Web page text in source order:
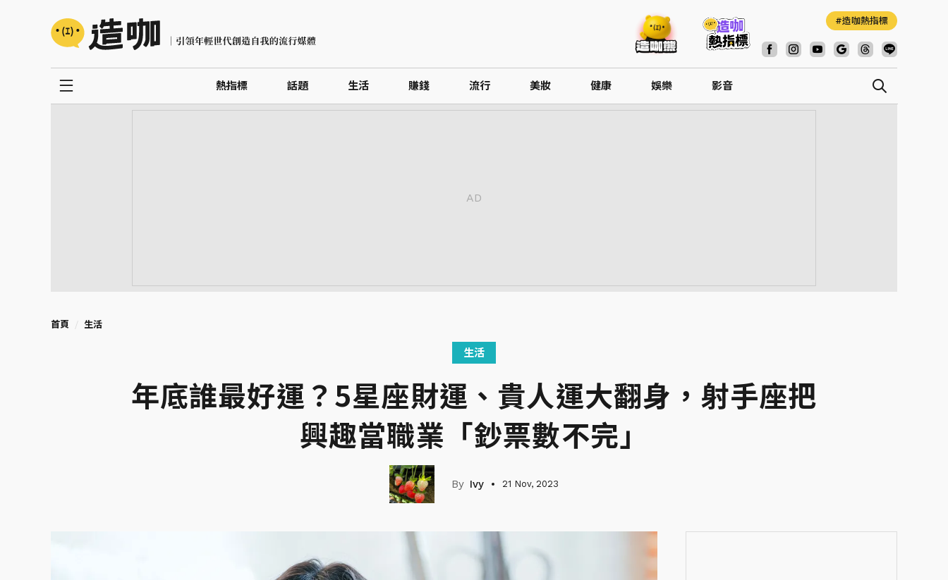
造咖熱指標
熱指標 話題 生活 賺錢 流行 美妝 健康 娛樂 影音
首頁 生活
生活
年底誰最好運？5星座財運、貴人運大翻身，射手座把
興趣當職業「鈔票數不完」
Ivy 21 Nov, 2023